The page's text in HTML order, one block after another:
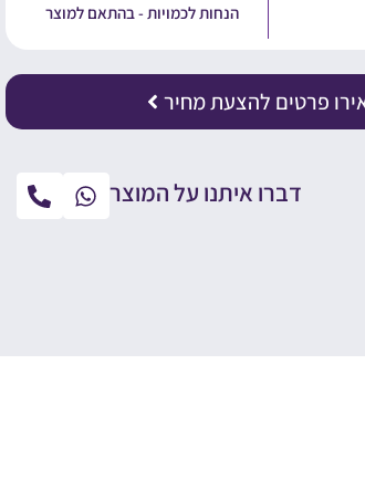
הנחות לכמויות - בהתאם למוצר
פרטים להצעת מחיר
דברו איתנו על המוצר